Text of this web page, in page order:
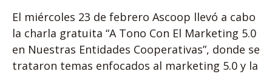
El miércoles 23 de febrero Ascoop llevó a cabo
la charla gratuita “A Tono Con El Marketing 5.0
en Nuestras Entidades Cooperativas”, donde se
trataron temas enfocados al marketing 5.0 y la